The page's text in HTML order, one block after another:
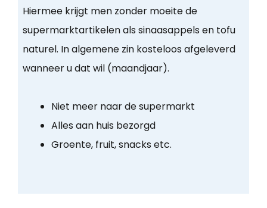
Hiermee krijgt men zonder moeite de
supermarktartikelen als sinaasappels en tofu
naturel. In algemene zin kosteloos afgeleverd
wanneer u dat wil (maandjaar).
Niet meer naar de supermarkt
Alles aan huis bezorgd
Groente, fruit, snacks etc.